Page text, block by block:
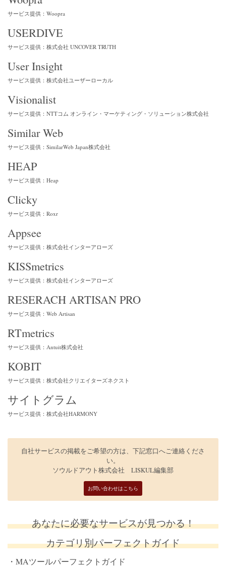
サービス提供：Woopra
USERDIVE
サービス提供：株式会社 UNCOVER TRUTH
User Insight
サービス提供：株式会社ユーザーローカル
Visionalist
サービス提供：NTTコム オンライン・マーケティング・ソリューション株式会社
Similar Web
サービス提供：SimilarWeb Japan株式会社
HEAP
サービス提供：Heap
Clicky
サービス提供：Roxr
Appsee
サービス提供：株式会社インターアローズ
KISSmetrics
サービス提供：株式会社インターアローズ
RESERACH ARTISAN PRO
サービス提供：Web Artisan
RTmetrics
サービス提供：Antuit株式会社
KOBIT
サービス提供：株式会社クリエイターズネクスト
サイトグラム
サービス提供：株式会社HARMONY
自社サービスの掲載をご希望の方は、下記窓口へご連絡くださ
い。
ソウルドアウト株式会社 LISKUL編集部
お問い合わせはこちら
あなたに必要なサービスが見つかる！
カテゴリ別パーフェクトガイド
・MAツールパーフェクトガイド